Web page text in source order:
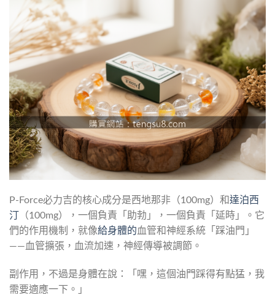
P-Force必力吉的核心成分是西地那非（100mg）和 達泊西
汀
（100mg），一個負責「助勃」，一個負責「延時」。它
們的作用機制，就像給身體的血管和神經系統「踩油門」
——血管擴張，血流加速，神經傳導被調節。
副作用，不過是身體在說：「嘿，這個油門踩得有點猛，我
需要適應一下。」